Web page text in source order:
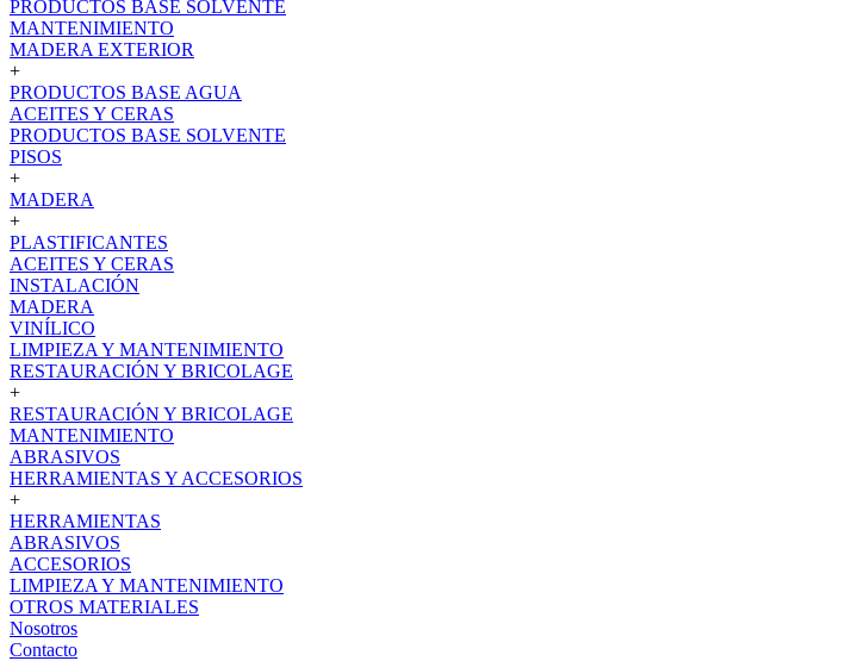
PRODUCTOS BASE SOLVENTE
MANTENIMIENTO
MADERA EXTERIOR
+
PRODUCTOS BASE AGUA
ACEITES Y CERAS
PRODUCTOS BASE SOLVENTE
PISOS
+
MADERA
+
PLASTIFICANTES
ACEITES Y CERAS
INSTALACIÓN
MADERA
VINÍLICO
LIMPIEZA Y MANTENIMIENTO
RESTAURACIÓN Y BRICOLAGE
+
RESTAURACIÓN Y BRICOLAGE
MANTENIMIENTO
ABRASIVOS
HERRAMIENTAS Y ACCESORIOS
+
HERRAMIENTAS
ABRASIVOS
ACCESORIOS
LIMPIEZA Y MANTENIMIENTO
OTROS MATERIALES
Nosotros
Contacto